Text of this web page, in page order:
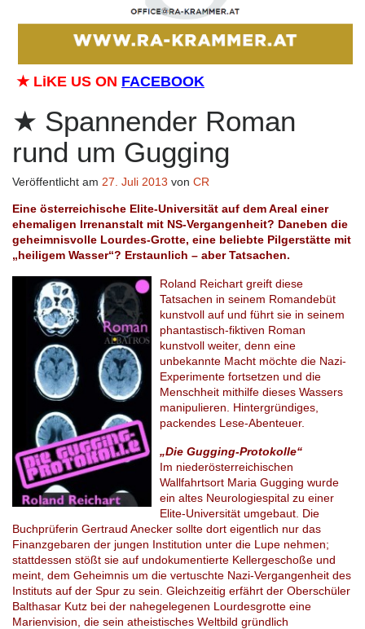
★ LiKE US ON FACEBOOK
Spannender Roman
rund um Gugging
Veröffentlicht am 27. Juli 2013 von CR
Eine österreichische Elite-Universität auf dem Areal einer
ehemaligen Irrenanstalt mit NS-Vergangenheit? Daneben die
geheimnisvolle Lourdes-Grotte, eine beliebte Pilgerstätte mit
„heiligem Wasser“? Erstaunlich – aber Tatsachen.
Roland Reichart greift diese
Tatsachen in seinem Romandebüt
kunstvoll auf und führt sie in seinem
phantastisch-fiktiven Roman
kunstvoll weiter, denn eine
unbekannte Macht möchte die Nazi-
Experimente fortsetzen und die
Menschheit mithilfe dieses Wassers
manipulieren. Hintergründiges,
packendes Lese-Abenteuer.
„Die Gugging-Protokolle“
Im niederösterreichischen
Wallfahrtsort Maria Gugging wurde
ein altes Neurologiespital zu einer
Elite-Universität umgebaut. Die
Buchprüferin Gertraud Anecker sollte dort eigentlich nur das
Finanzgebaren der jungen Institution unter die Lupe nehmen;
stattdessen stößt sie auf undokumentierte Kellergeschoße und
meint, dem Geheimnis um die vertuschte Nazi-Vergangenheit des
Instituts auf der Spur zu sein. Gleichzeitig erfährt der Oberschüler
Balthasar Kutz bei der nahegelegenen Lourdesgrotte eine
Marienvision, die sein atheistisches Weltbild gründlich